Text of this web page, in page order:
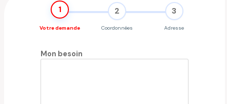
1
Votre demande
2
Coordonnées
3
Adresse
Mon besoin